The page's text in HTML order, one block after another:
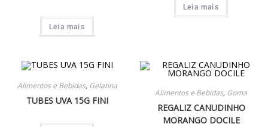
Leia mais
Leia mais
Alimentos e Bebidas, Gelatina
TUBES UVA 15G FINI
Alimentos e Bebidas, Goma
REGALIZ CANUDINHO
MORANGO DOCILE